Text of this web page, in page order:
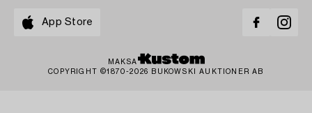
App Store
MAKSA
COPYRIGHT ©1870-2026 BUKOWSKI AUKTIONER AB